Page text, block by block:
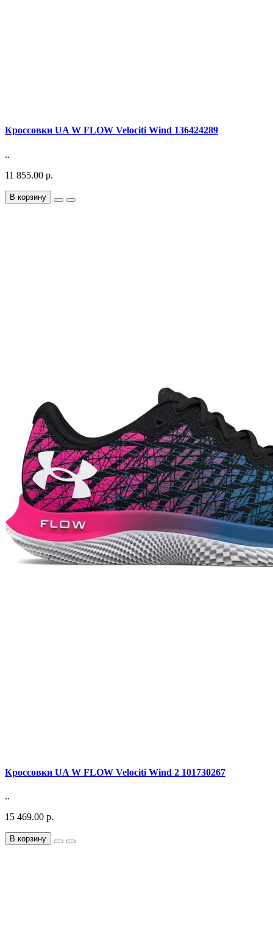
Кроссовки UA W FLOW Velociti Wind 136424289
..
11 855.00 р.
В корзину
Кроссовки UA W FLOW Velociti Wind 2 101730267
..
15 469.00 р.
В корзину